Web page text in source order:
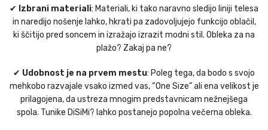
✔ Izbrani materiali: Materiali, ki tako naravno sledijo liniji telesa
in naredijo nošenje lahko, hkrati pa zadovoljujejo funkcijo oblačil,
ki ščitijo pred soncem in izražajo izrazit modni stil. Obleka za na
plažo? Zakaj pa ne?
✔ Udobnost je na prvem mestu: Poleg tega, da bodo s svojo
mehkobo razvajale vsako izmed vas, “One Size” ali ena velikost je
prilagojena, da ustreza mnogim predstavnicam nežnejšega
spola. Tunike DiSiMi? lahko postanejo popolna večerna obleka.